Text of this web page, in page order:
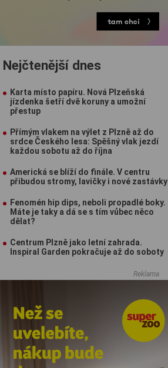
Nejčtenější dnes
Karta místo papíru. Nová Plzeňská
jízdenka šetří dvě koruny a umožní
přestup
Přímým vlakem na výlet z Plzně až do
srdce Českého lesa: Spěšný vlak jezdí
každou sobotu až do října
Americká se blíží do finále. V centru
přibudou stromy, lavičky i nové zastávky
Fenomén hip dips, neboli propadlé boky.
Máte je taky a dá se s tím vůbec něco
dělat?
Centrum Plzně jako letní zahrada.
Inspiral Garden pokračuje až do soboty
Reklama